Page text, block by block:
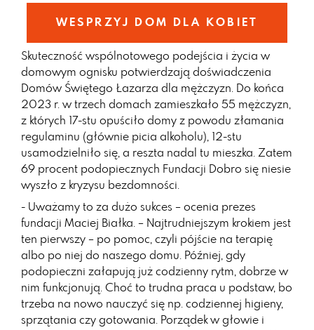
WESPRZYJ DOM DLA KOBIET
Skuteczność wspólnotowego podejścia i życia w
domowym ognisku potwierdzają doświadczenia
Domów Świętego Łazarza dla mężczyzn. Do końca
2023 r. w trzech domach zamieszkało 55 mężczyzn,
z których 17-stu opuściło domy z powodu złamania
regulaminu (głównie picia alkoholu), 12-stu
usamodzielniło się, a reszta nadal tu mieszka. Zatem
69 procent podopiecznych Fundacji Dobro się niesie
wyszło z kryzysu bezdomności.
- Uważamy to za dużo sukces – ocenia prezes
fundacji Maciej Białka. – Najtrudniejszym krokiem jest
ten pierwszy – po pomoc, czyli pójście na terapię
albo po niej do naszego domu. Później, gdy
podopieczni załapują już codzienny rytm, dobrze w
nim funkcjonują. Choć to trudna praca u podstaw, bo
trzeba na nowo nauczyć się np. codziennej higieny,
sprzątania czy gotowania. Porządek w głowie i